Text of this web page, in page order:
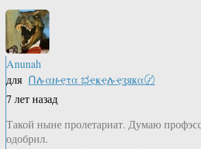
Anunah
для Ոሉαዙҿτα ಭҿҝҿሉҿʓяҝα〄
7 лет назад
Такой ныне пролетариат. Думаю
одобрил.